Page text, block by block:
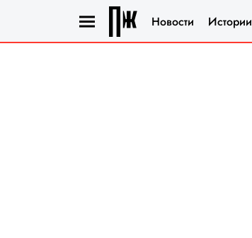
Новости Истории